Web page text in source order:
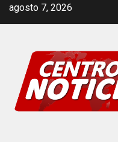
Saltar
agosto 7, 2026